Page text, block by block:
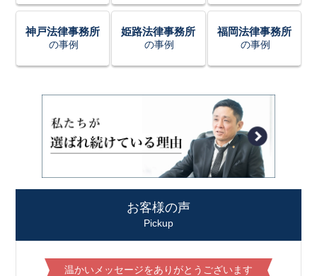
神戸法律事務所
の事例
姫路法律事務所
の事例
福岡法律事務所
の事例
お客様の声
Pickup
温かいメッセージをありがとうございます